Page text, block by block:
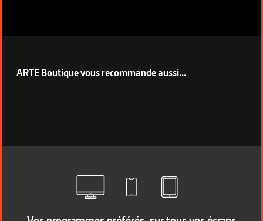
ARTE Boutique vous recommande aussi...